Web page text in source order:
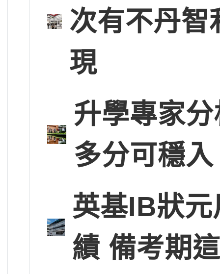
次有不丹智
現
升學專家
多分可穩
英基IB狀
績 備考期